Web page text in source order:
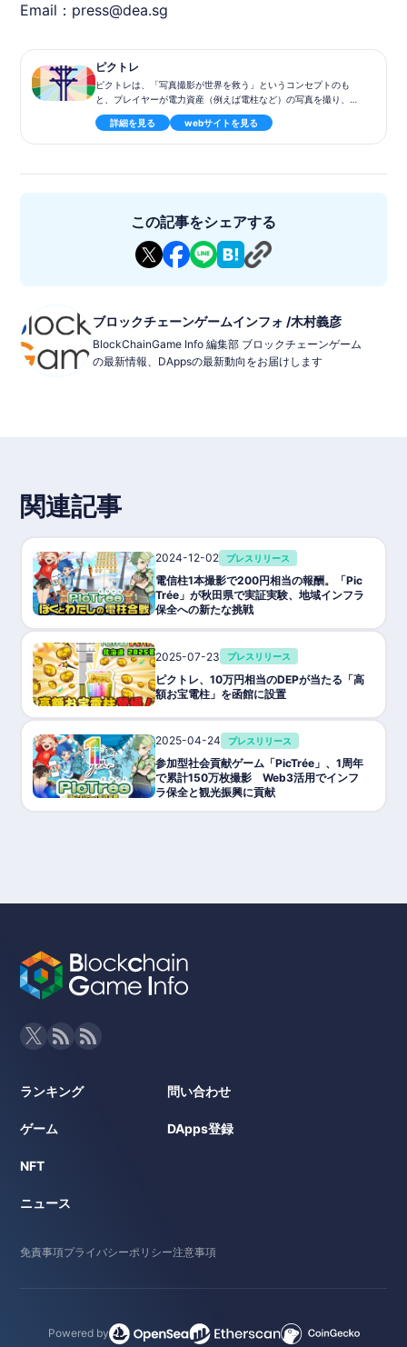
Email：press@dea.sg
ピクトレ
ピクトレは、「写真撮影が世界を救う」というコンセプトのも
と、プレイヤーが電力資産（例えば電柱など）の写真を撮り、そ
れを使用してチーム（V（ボルト）、A（アンペア）、W（ワッ
ト））間で電力線を繋ぐ競争を行うゲームです。このゲームは社
会貢献とエンターテイメントを融合させた「未曾有のWeb3エン
プレイツーアーン（P2E）モデルを提供しています。プレイヤー
◾️基本情報
ゲームタイトル: ピクトレ
ジャンル: 電柱つなぎチームバトルゲーム
P2E: あり
トークン: DEAPcoin（DEP）
NFT: 電柱NFT
詳細を見る webサイトを見る
この記事をシェアする
ブロックチェーンゲームインフォ /木村義彦
BlockChainGame Info 編集部 ブロックチェーンゲーム
の最新情報、DAppsの最新動向をお届けします
関連記事
2024-12-02 プレスリリース
電信柱1本撮影で200円相当の報酬。「Pic
Trée」が秋田県で実証実験、地域インフラ
保全への新たな挑戦
2025-07-23 プレスリリース
ピクトレ、10万円相当のDEPが当たる「高
額お宝電柱」を函館に設置
2025-04-24 プレスリリース
参加型社会貢献ゲーム「PicTrée」、1周年
で累計150万枚撮影 Web3活用でインフ
ラ保全と観光振興に貢献
ランキング
ゲーム
NFT
ニュース
問い合わせ
DApps登録
免責事項プライバシーポリシー注意事項
Powered by